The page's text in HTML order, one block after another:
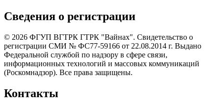
Сведения о регистрации
© 2026 ФГУП ВГТРК ГТРК "Вайнах". Свидетельство о
регистрации СМИ № ФС77-59166 от 22.08.2014 г. Выдано
Федеральной службой по надзору в сфере связи,
информационных технологий и массовых коммуникаций
(Роскомнадзор). Все права защищены.
Контакты